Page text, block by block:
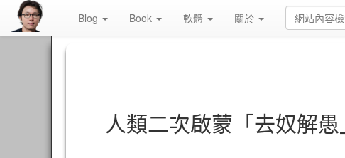
Blog Book 軟體 關於
人類二次啟蒙「去奴解愚